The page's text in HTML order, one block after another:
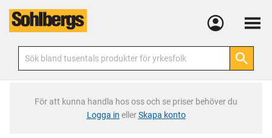
Meny
För att kunna handla hos oss och se priser behöver du
Logga in ellerSkapa konto